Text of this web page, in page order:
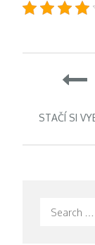
pro
STAČÍ SI
Search